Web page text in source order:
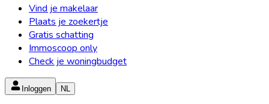
Vind je makelaar
Plaats je zoekertje
Gratis schatting
Immoscoop only
Check je woningbudget
Inloggen NL